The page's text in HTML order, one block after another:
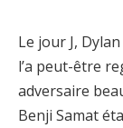
Le jour J,
l’a peut-être
adversaire
Benji Samat